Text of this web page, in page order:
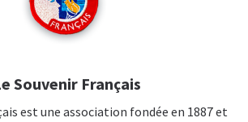
Souvenir Français
est une association fondée en 1887 et